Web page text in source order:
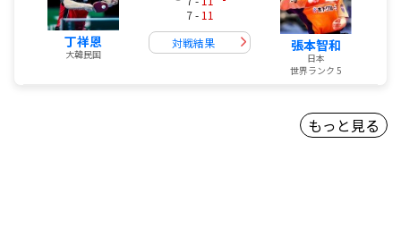
丁祥恩
大韓民国
7 - 11
対戦結果 張本智和
日本
世界ランク 5
もっと見る